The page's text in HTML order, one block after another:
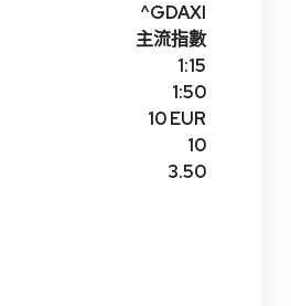
^GDAXI
主流指數
1:15
1:50
10 EUR
10
3.50